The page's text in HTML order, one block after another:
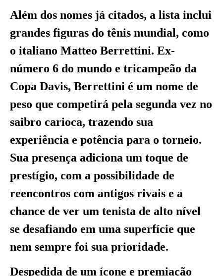
Além dos nomes já citados, a lista inclui
grandes figuras do tênis mundial, como
o italiano Matteo Berrettini. Ex-
número 6 do mundo e tricampeão da
Copa Davis, Berrettini é um nome de
peso que competirá pela segunda vez no
saibro carioca, trazendo sua
experiência e potência para o torneio.
Sua presença adiciona um toque de
prestígio, com a possibilidade de
reencontros com antigos rivais e a
chance de ver um tenista de alto nível
se desafiando em uma superfície que
nem sempre foi sua prioridade.
Despedida de um ícone e premiação